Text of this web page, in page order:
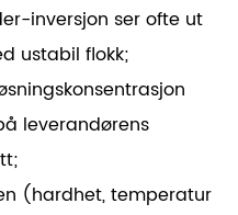
inversjon ser ofte ut
ustabil flokk;
leverandørens
(hardhet, temperatur